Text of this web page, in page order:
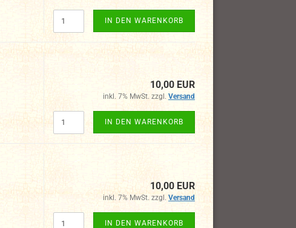
IN DEN WARENKORB
10,00 EUR
inkl. 7% MwSt. zzgl. Versand
IN DEN WARENKORB
10,00 EUR
inkl. 7% MwSt. zzgl. Versand
IN DEN WARENKORB